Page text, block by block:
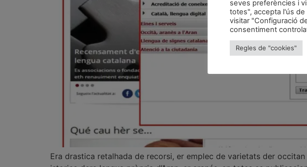
Era drastica retalhada de recorsi, er emplec de varietats der
seves preferències i
totes", accepta l'ús de
visitar "Configuració
consentiment
Regles de "cookies"